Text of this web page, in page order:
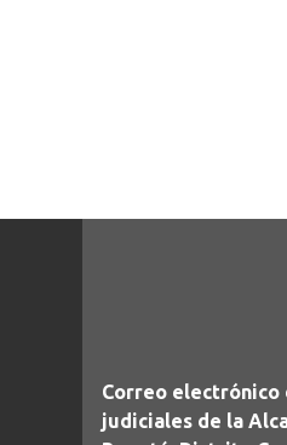
Correo electrónico
judiciales de la